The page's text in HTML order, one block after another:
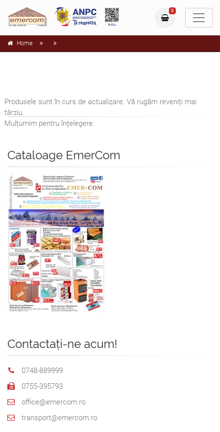
0
Home
Produsele sunt în curs de actualizare. Vă rugăm reveniți mai
târziu.
Mulțumim pentru înțelegere.
Cataloage EmerCom
Contactați-ne acum!
0748-889999
0755-395793
office@emercom.ro
transport@emercom.ro